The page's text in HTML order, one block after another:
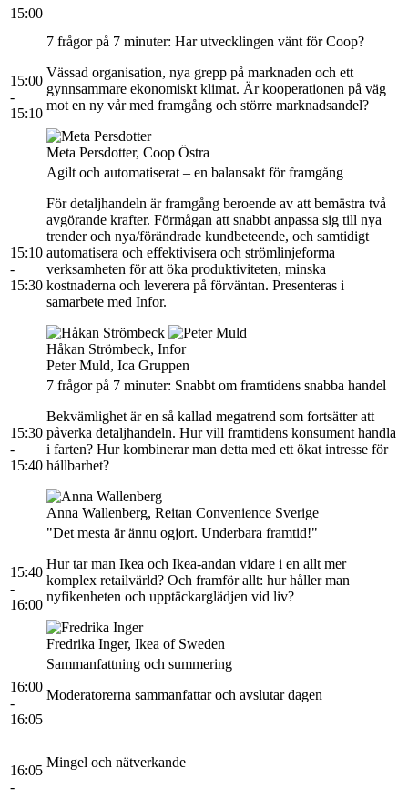
15:00
15:00
-
15:10
7 frågor på 7 minuter: Har utvecklingen vänt för Coop?
Vässad organisation, nya grepp på marknaden och ett
gynnsammare ekonomiskt klimat. Är kooperationen på väg
mot en ny vår med framgång och större marknadsandel?
Meta Persdotter, Coop Östra
15:10
-
15:30
Agilt och automatiserat – en balansakt för framgång
För detaljhandeln är framgång beroende av att bemästra två
avgörande krafter. Förmågan att snabbt anpassa sig till nya
trender och nya/förändrade kundbeteende, och samtidigt
automatisera och effektivisera och strömlinjeforma
verksamheten för att öka produktiviteten, minska
kostnaderna och leverera på förväntan. Presenteras i
samarbete med Infor.
Håkan Strömbeck, Infor
Peter Muld, Ica Gruppen
15:30
-
15:40
7 frågor på 7 minuter: Snabbt om framtidens snabba handel
Bekvämlighet är en så kallad megatrend som fortsätter att
påverka detaljhandeln. Hur vill framtidens konsument handla
i farten? Hur kombinerar man detta med ett ökat intresse för
hållbarhet?
Anna Wallenberg, Reitan Convenience Sverige
15:40
-
16:00
"Det mesta är ännu ogjort. Underbara framtid!"
Hur tar man Ikea och Ikea-andan vidare i en allt mer
komplex retailvärld? Och framför allt: hur håller man
nyfikenheten och upptäckarglädjen vid liv?
Fredrika Inger, Ikea of Sweden
16:00
-
16:05
Sammanfattning och summering
Moderatorerna sammanfattar och avslutar dagen
16:05
-
Mingel och nätverkande